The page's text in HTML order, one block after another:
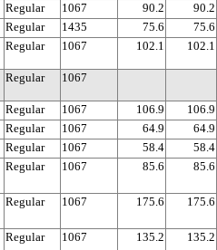
Regular 1067 90.2
90.2
Regular 1435 75.6
75.6
Regular 1067 102.1 102.1
Regular 1067
Regular 1067 106.9
106.9
Regular 1067 64.9
64.9
Regular 1067 58.4
58.4
Regular 1067 85.6 85.6
Regular 1067 175.6 175.6
Regular 1067 135.2 135.2